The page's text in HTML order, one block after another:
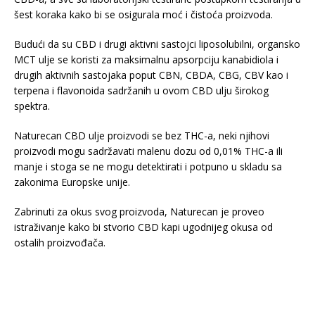
šest koraka kako bi se osigurala moć i čistoća proizvoda.
Budući da su CBD i drugi aktivni sastojci liposolubilni, organsko
MCT ulje se koristi za maksimalnu apsorpciju kanabidiola i
drugih aktivnih sastojaka poput CBN, CBDA, CBG, CBV kao i
terpena i flavonoida sadržanih u ovom CBD ulju širokog
spektra.
Naturecan CBD ulje proizvodi se bez THC-a, neki njihovi
proizvodi mogu sadržavati malenu dozu od 0,01% THC-a ili
manje i stoga se ne mogu detektirati i potpuno u skladu sa
zakonima Europske unije.
Zabrinuti za okus svog proizvoda, Naturecan je proveo
istraživanje kako bi stvorio CBD kapi ugodnijeg okusa od
ostalih proizvođača.